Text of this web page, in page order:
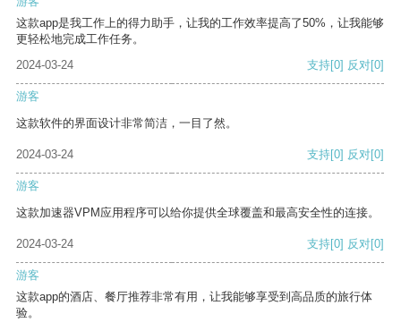
这款app是我工作上的得力助手，让我的工作效率提高了50%，让我能够
更轻松地完成工作任务。
2024-03-24
支持[0] 反对[0]
游客
这款软件的界面设计非常简洁，一目了然。
2024-03-24 支持[0] 反对[0]
游客
这款加速器VPM应用程序可以给你提供全球覆盖和最高安全性的连接。
2024-03-24 支持[0] 反对[0]
游客
这款app的酒店、餐厅推荐非常有用，让我能够享受到高品质的旅行体
验。